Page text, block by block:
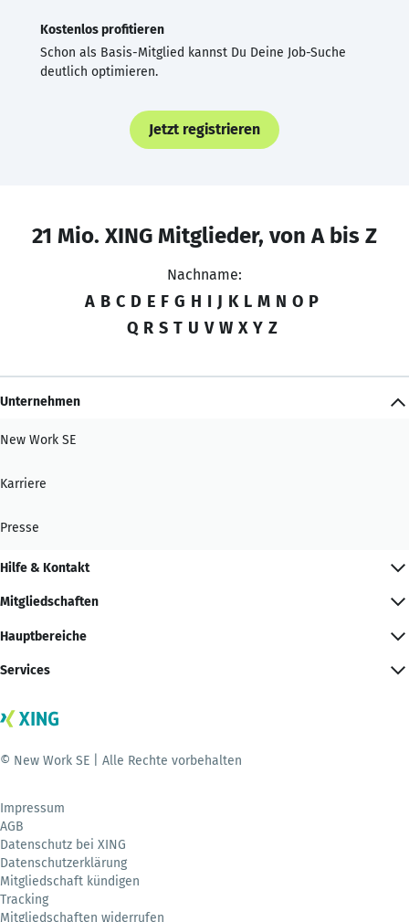
Kostenlos profitieren
Schon als Basis-Mitglied kannst Du Deine Job-Suche
deutlich optimieren.
Jetzt registrieren
21 Mio. XING Mitglieder, von A bis Z
Nachname:
A B C D E F G H I J K L M N O P
Q R S T U V W X Y Z
Unternehmen
New Work SE
Karriere
Presse
Hilfe & Kontakt
Mitgliedschaften
Hauptbereiche
Services
© New Work SE | Alle Rechte vorbehalten
Impressum
AGB
Datenschutz bei XING
Datenschutzerklärung
Mitgliedschaft kündigen
Tracking
Mitgliedschaften widerrufen